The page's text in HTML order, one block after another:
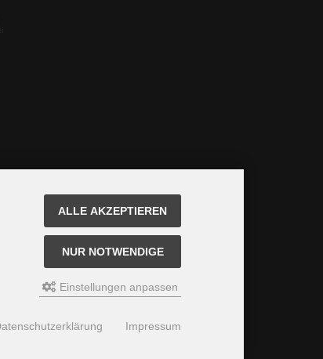
ALLE AKZEPTIEREN
NUR NOTWENDIGE
Einstellungen anpassen
Impressum